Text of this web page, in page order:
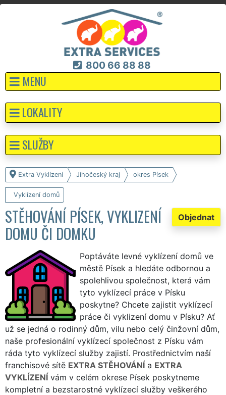
800 66 88 88
MENU
Extra Vyklízení Jihočeský kraj okres Písek
Vyklízení domů
Objednat
STĚHOVÁNÍ PÍSEK, VYKLIZENÍ
DOMU ČI DOMKU
Poptáváte levné vyklízení domů ve
městě Písek a hledáte odbornou a
spolehlivou společnost, která vám
tyto vyklízecí práce v Písku
poskytne? Chcete zajistit vyklízecí
práce či vyklizení domu v Písku? Ať
už se jedná o rodinný dům, vilu nebo celý činžovní dům,
naše profesionální vyklízecí společnost z Písku vám
ráda tyto vyklízecí služby zajistí. Prostřednictvím naší
franchisové sítě EXTRA STĚHOVÁNÍ a EXTRA
VYKLÍZENÍ vám v celém okrese Písek poskytneme
kompletní a bezstarostné vyklízecí služby veškerého
LOKALITY
SLUŽBY